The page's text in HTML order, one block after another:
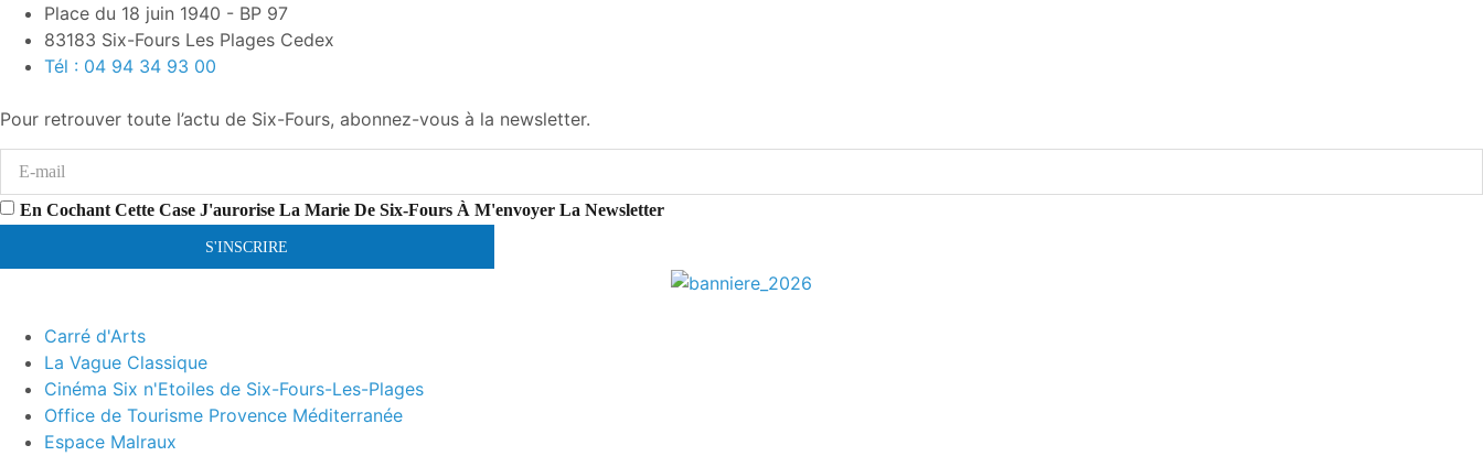
Place du 18 juin 1940 - BP 97
83183 Six-Fours Les Plages Cedex
Tél : 04 94 34 93 00
Pour retrouver toute l’actu de Six-Fours, abonnez-vous à la newsletter.
En Cochant Cette Case J'aurorise La Marie De Six-Fours À M'envoyer La Newsletter
S'INSCRIRE
Carré d'Arts
La Vague Classique
Cinéma Six n'Etoiles de Six-Fours-Les-Plages
Office de Tourisme Provence Méditerranée
Espace Malraux